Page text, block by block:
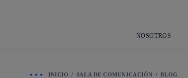
NOSOTROS
INICIO SALA DE COMUNICACIÓN BLOG